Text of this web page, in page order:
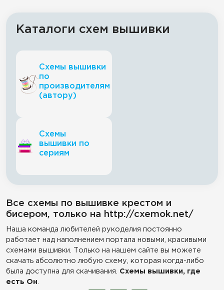
Каталоги схем вышивки
Схемы вышивки
по
производителям
(автору)
Схемы
вышивки по
сериям
Все схемы по вышивке крестом и
бисером, только на http://cxemok.net/
Наша команда любителей рукоделия постоянно
работает над наполнением портала новыми, красивыми
схемами вышивки. Только на нашем сайте вы можете
скачать абсолютно любую схему, которая когда-либо
была доступна для скачивания. Схемы вышивки, где
есть Он